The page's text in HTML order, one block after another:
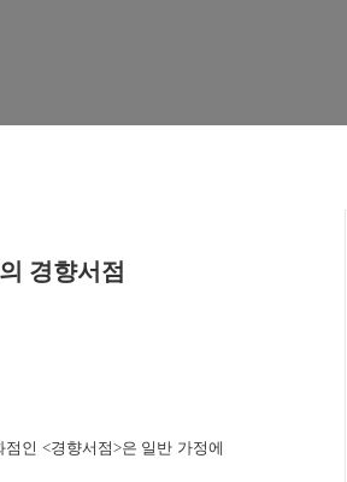
경향서점
인 <경향서점>은 일반 가정에